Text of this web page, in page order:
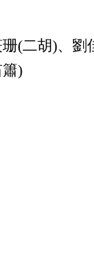
(二胡)、劉
)